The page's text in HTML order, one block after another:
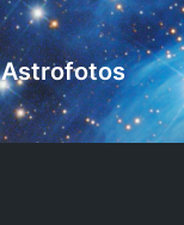
Astrofotos